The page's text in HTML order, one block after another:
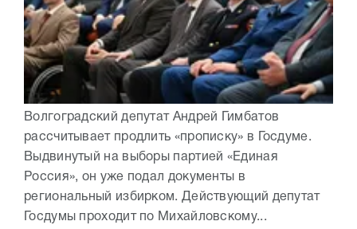
Волгоградский депутат Андрей Гимбатов
рассчитывает продлить «прописку» в Госдуме.
Выдвинутый на выборы партией «Единая
Россия», он уже подал документы в
региональный избирком. Действующий депутат
Госдумы проходит по Михайловскому...